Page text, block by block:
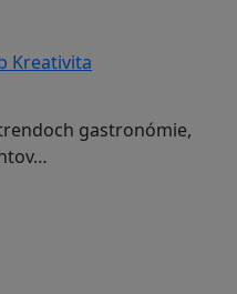
Kreativita
gastronómie,